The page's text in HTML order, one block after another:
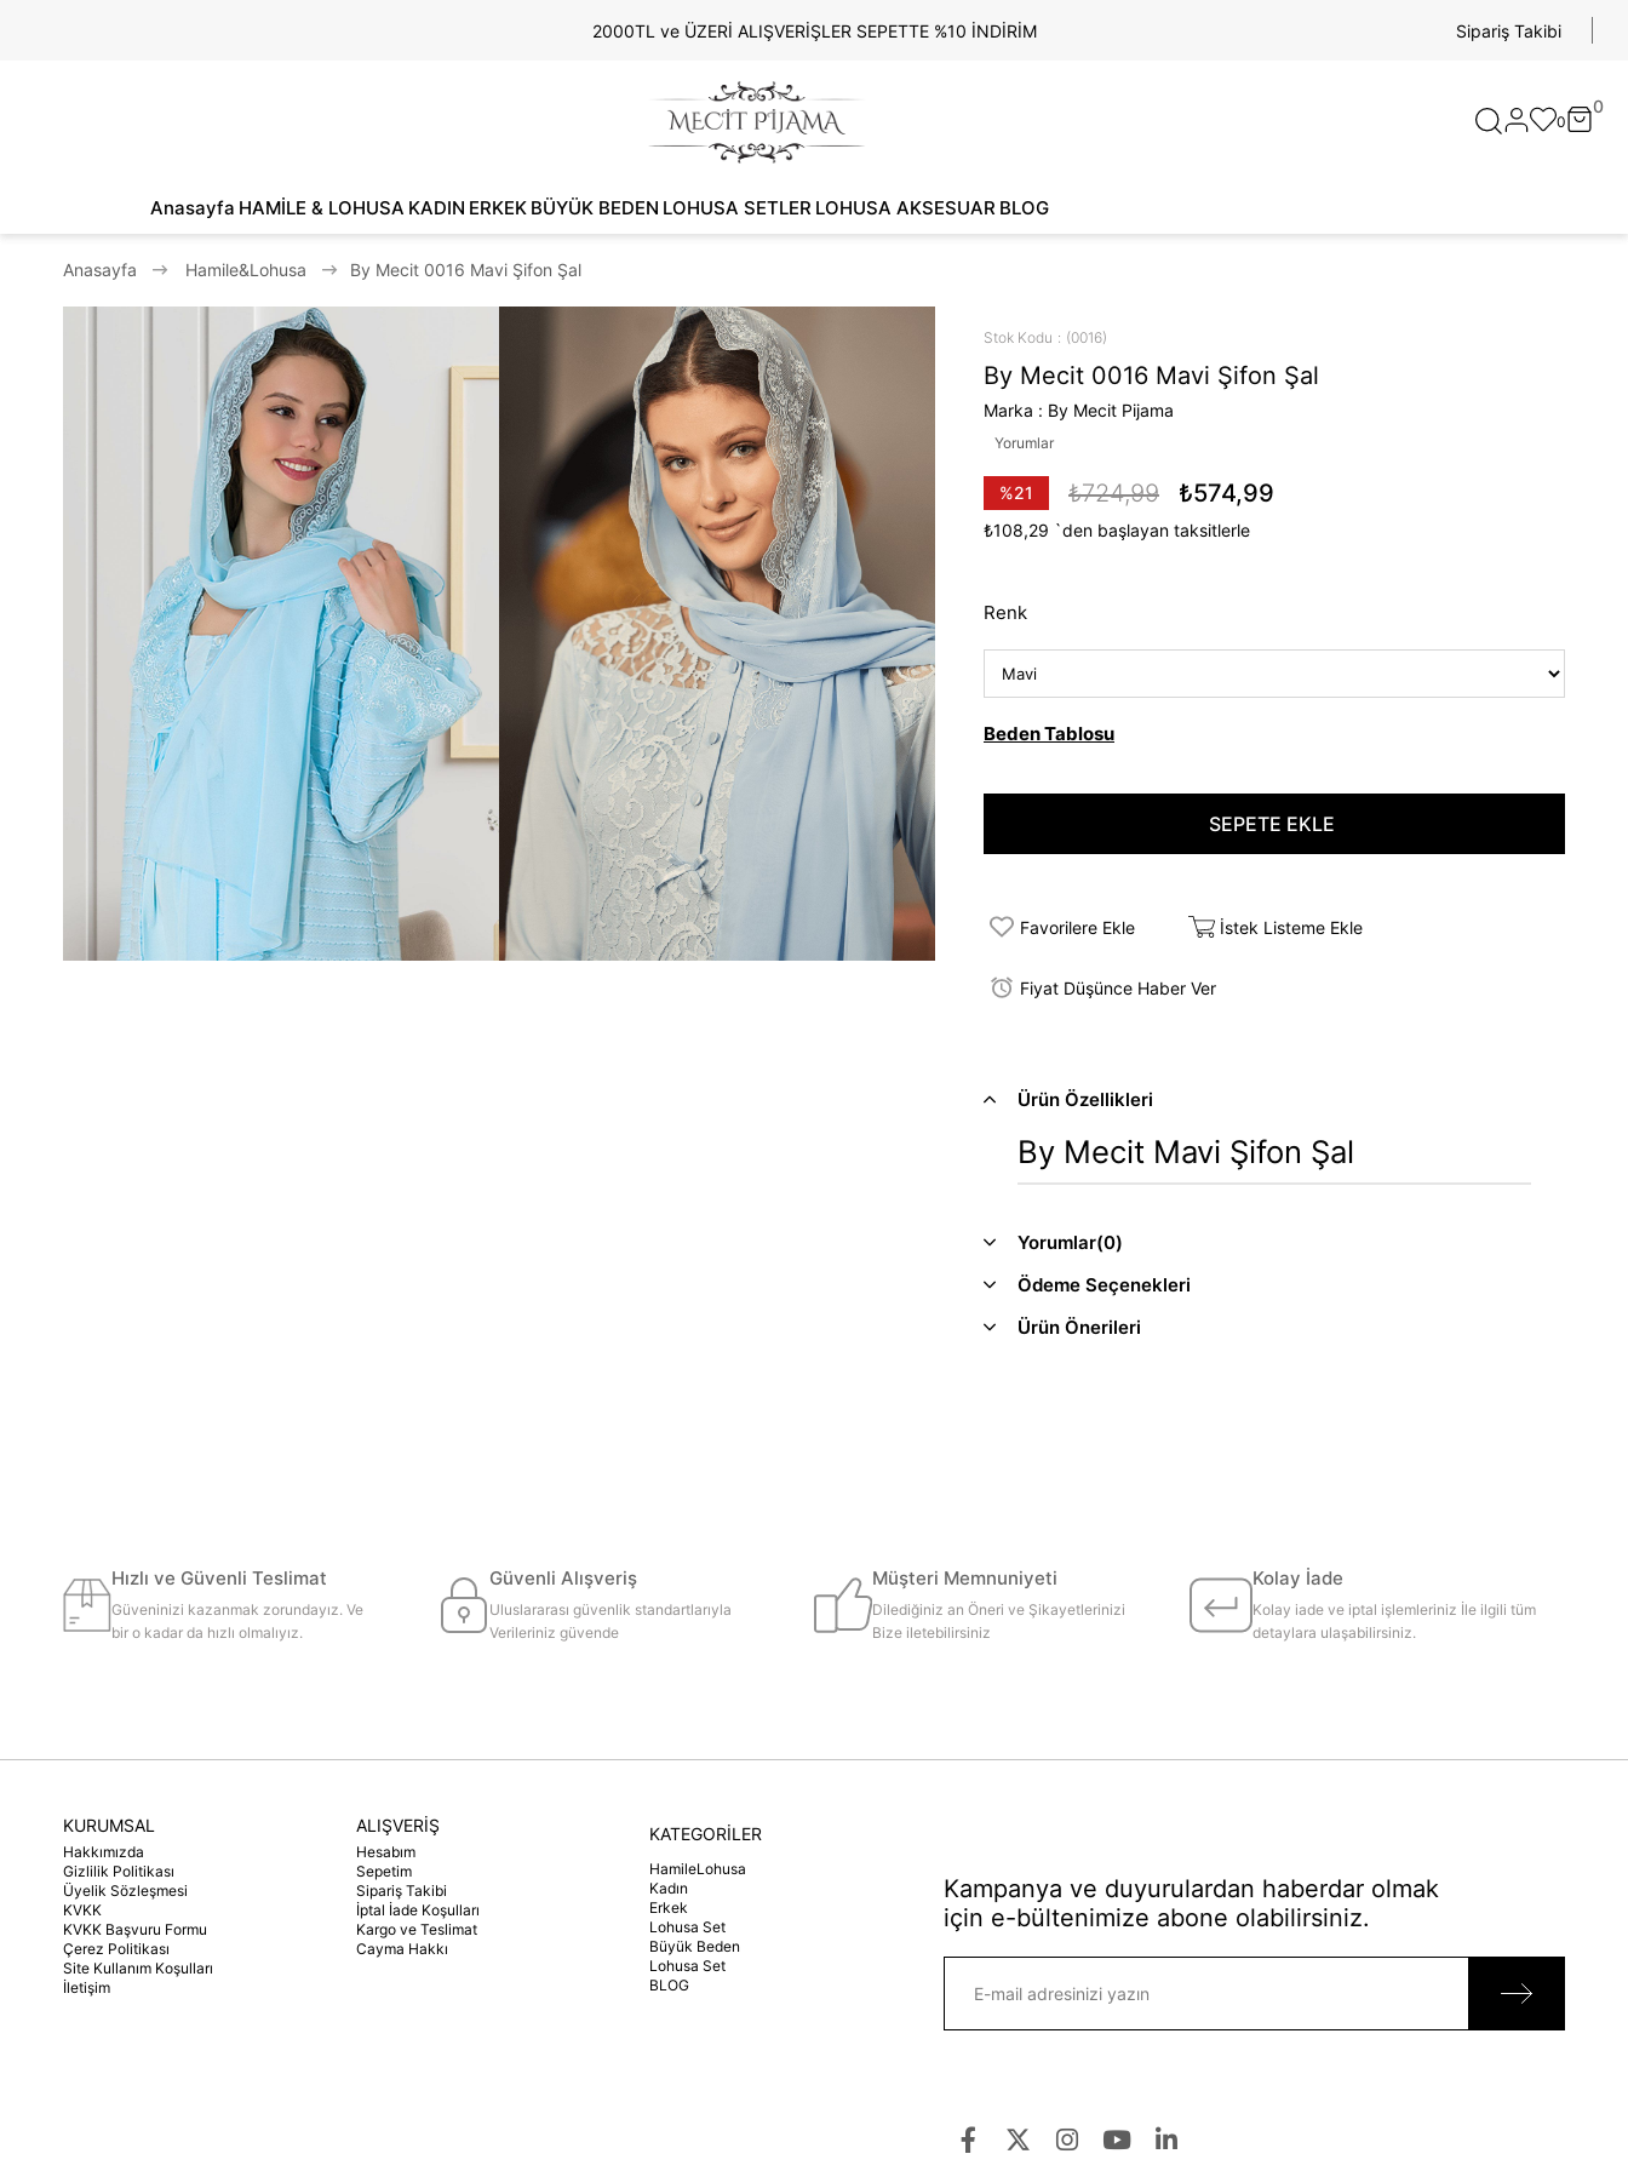
2000TL ve ÜZERİ ALIŞVERİŞLER SEPETTE %10 İNDİRİM Sipariş Takibi
0
0
Anasayfa HAMİLE & LOHUSA KADIN ERKEK BÜYÜK BEDEN LOHUSA SETLER LOHUSA AKSESUAR BLOG
Anasayfa Hamile&Lohusa By Mecit 0016 Mavi Şifon Şal
Stok Kodu (0016)
By Mecit 0016 Mavi Şifon Şal
Marka : By Mecit Pijama
Yorumlar
%21
İndirim
₺724,99 ₺574,99
₺108,29 `den başlayan taksitlerle
Renk
Beden Tablosu
Favorilere Ekle İstek Listeme Ekle
Fiyat Düşünce Haber Ver
Ürün Özellikleri
By Mecit Mavi Şifon Şal
Yorumlar(0)
Ödeme Seçenekleri
Ürün Önerileri
Hızlı ve Güvenli Teslimat
Güveninizi kazanmak zorundayız. Ve
bir o kadar da hızlı olmalıyız.
Güvenli Alışveriş
Uluslararası güvenlik standartlarıyla
Verileriniz güvende
Müşteri Memnuniyeti
Dilediğiniz an Öneri ve Şikayetlerinizi
Bize iletebilirsiniz
Kolay İade
Kolay iade ve iptal işlemleriniz İle ilgili tüm
detaylara ulaşabilirsiniz.
KURUMSAL
Hakkımızda
Gizlilik Politikası
Üyelik Sözleşmesi
KVKK
KVKK Başvuru Formu
Çerez Politikası
Site Kullanım Koşulları
İletişim
ALIŞVERİŞ
Hesabım
Sepetim
Sipariş Takibi
İptal İade Koşulları
Kargo ve Teslimat
Cayma Hakkı
KATEGORİLER
HamileLohusa
Kadın
Erkek
Lohusa Set
Büyük Beden
Lohusa Set
BLOG
Kampanya ve duyurulardan haberdar olmak
için e-bültenimize abone olabilirsiniz.